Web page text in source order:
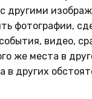
другими
фотографии,
видео,
же места в
в других